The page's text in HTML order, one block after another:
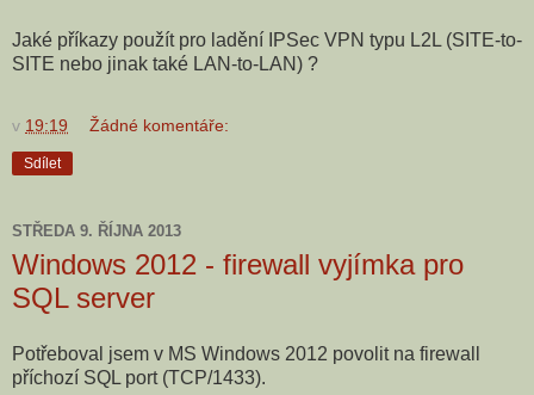
Jaké příkazy použít pro ladění IPSec VPN typu L2L (SITE-to-
SITE nebo jinak také LAN-to-LAN) ?
v 19:19 Žádné komentáře:
Sdílet
STŘEDA 9. ŘÍJNA 2013
Windows 2012 - firewall vyjímka pro
SQL server
Potřeboval jsem v MS Windows 2012 povolit na firewall
příchozí SQL port (TCP/1433).